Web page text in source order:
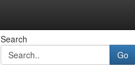
Search
Go